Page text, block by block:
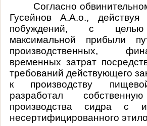
Согласно
Гусейнов А.А.о.,
побуждений, с целью
максимальной прибыли
производственных,
временных затрат
требований действующего
к производству
разработал
производства сидра с
несертифицированного